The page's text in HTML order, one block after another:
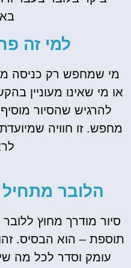
למי זה
מי שמחפש רק כניסה
או מי שאינו מעוניין
להרגיש שהסיור
מחפש. זו חוויה
הלובר
סיור מודרך מחוץ
תוספת – הוא הבסיס.
עומק וסדר לכל מה